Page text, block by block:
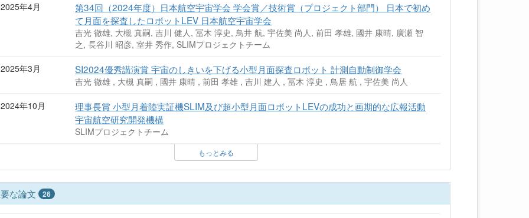
2025年4月
第34回（2024年度）日本航空宇宙学会 学会賞／技術賞（プロジェクト部門） 日本で初め
て月面を探査したロボットLEV 日本航空宇宙学会
吉光 徹雄, 大槻 真嗣, 吉川 健人, 冨木 淳史, 鳥井 航, 宇佐美 尚人, 前田 孝雄, 國井 康晴, 廣瀬 智
之, 長谷川 昭彦, 室井 秀作, SLIMプロジェクトチーム
2025年3月 SI2024優秀講演賞 宇宙のしきいを下げる小型月面探査ロボット 計測自動制御学会
吉光 徹雄 , 大槻 真嗣 , 國井 康晴 , 前田 孝雄 , 吉川 建人 , 冨木 淳史 , 鳥居 航 , 宇佐美 尚人
2024年10月
理事長賞 小型月着陸実証機SLIM及び超小型月面ロボットLEVの成功と画期的な広報活動
宇宙航空研究開発機構
SLIMプロジェクトチーム
もっとみる
な論文 26